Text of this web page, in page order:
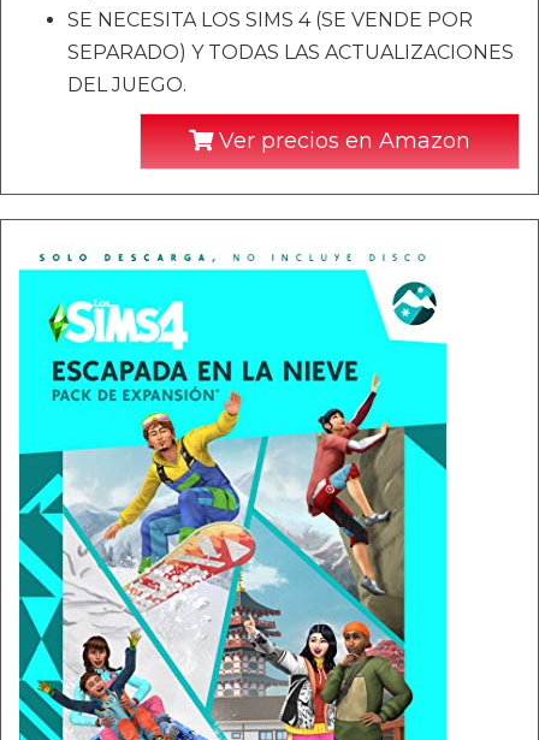
SE NECESITA LOS SIMS 4 (SE VENDE POR
SEPARADO) Y TODAS LAS ACTUALIZACIONES
DEL JUEGO.
Ver precios en Amazon